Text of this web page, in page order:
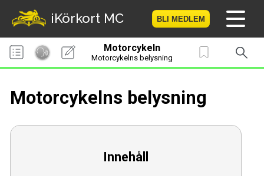
iKörkort MC BLI MEDLEM
Hem
Bli medlem
Motorcykeln
Motorcykelns belysning
Motorcykelns belysning
Innehåll